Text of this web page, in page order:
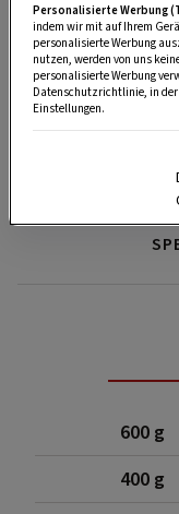
600 g
400 g
Personalisierte Werbung
indem wir mit auf Ihrem
personalisierte Werbung
nutzen, werden von uns
personalisierte Werbung
Datenschutzrichtlinie, in der
Einstellungen.